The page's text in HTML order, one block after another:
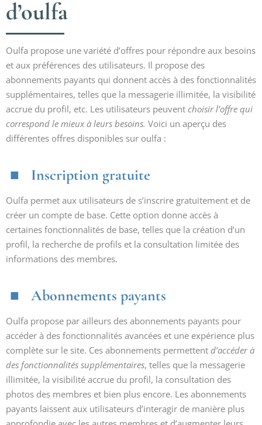
d’oulfa
Oulfa propose une variété d’offres pour répondre aux besoins
et aux préférences des utilisateurs. Il propose des
abonnements payants qui donnent accès à des fonctionnalités
supplémentaires, telles que la messagerie illimitée, la visibilité
accrue du profil, etc. Les utilisateurs peuvent choisir l’offre qui
correspond le mieux à leurs besoins. Voici un aperçu des
différentes offres disponibles sur oulfa :
Inscription gratuite
Oulfa permet aux utilisateurs de s’inscrire gratuitement et de
créer un compte de base. Cette option donne accès à
certaines fonctionnalités de base, telles que la création d’un
profil, la recherche de profils et la consultation limitée des
informations des membres.
Abonnements payants
Oulfa propose par ailleurs des abonnements payants pour
accéder à des fonctionnalités avancées et une expérience plus
complète sur le site. Ces abonnements permettent d’accéder à
des fonctionnalités supplémentaires, telles que la messagerie
illimitée, la visibilité accrue du profil, la consultation des
photos des membres et bien plus encore. Les abonnements
payants laissent aux utilisateurs d’interagir de manière plus